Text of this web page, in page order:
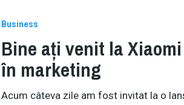
Business
Bine ați venit la
în marketing
Acum câteva zile am fost invitat la o